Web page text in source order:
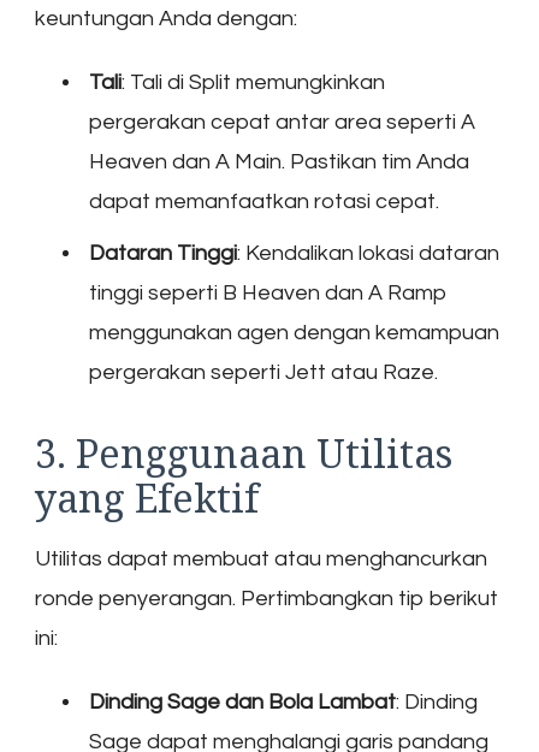
keuntungan Anda dengan:
Tali: Tali di Split memungkinkan
pergerakan cepat antar area seperti A
Heaven dan A Main. Pastikan tim Anda
dapat memanfaatkan rotasi cepat.
Dataran Tinggi: Kendalikan lokasi dataran
tinggi seperti B Heaven dan A Ramp
menggunakan agen dengan kemampuan
pergerakan seperti Jett atau Raze.
3. Penggunaan Utilitas
yang Efektif
Utilitas dapat membuat atau menghancurkan
ronde penyerangan. Pertimbangkan tip berikut
ini:
Dinding Sage dan Bola Lambat: Dinding
Sage dapat menghalangi garis pandang